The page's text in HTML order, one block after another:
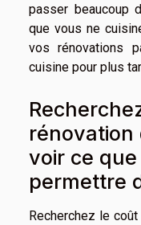
passer beaucoup
que vous ne
vos rénovations
cuisine pour plus
rénovation
voir ce
permettre
Recherchez le